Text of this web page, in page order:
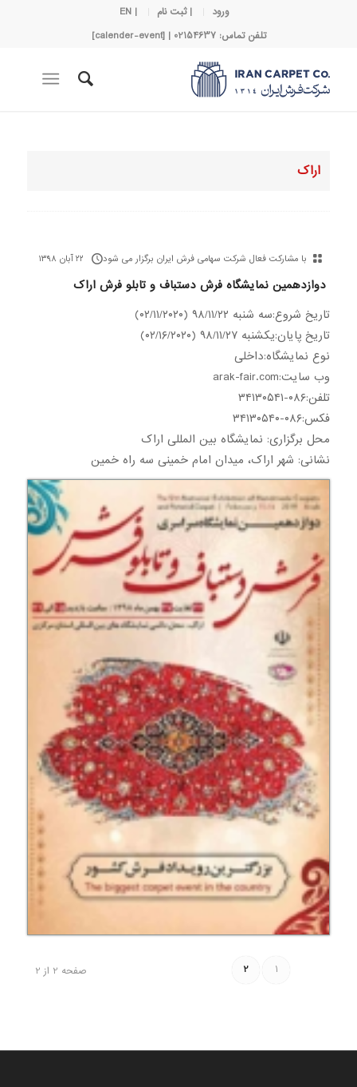
ورود | ثبت نام
| EN
تلفن تماس: 02154637 | [calender-event]
اراک
با مشارکت فعال شرکت سهامی فرش ایران برگزار می شود ۲۲ آبان ۱۳۹۸
دوازدهمین نمایشگاه فرش دستباف و تابلو فرش اراک
تاریخ شروع:سه شنبه ۹۸/۱۱/۲۲ (۰۲/۱۱/۲۰۲۰)
تاریخ پایان:يكشنبه ۹۸/۱۱/۲۷ (۰۲/۱۶/۲۰۲۰)
نوع نمایشگاه:داخلی
وب سایت:arak-fair.com
تلفن:۰۸۶-۳۴۱۳۰۵۴۱
فکس:۰۸۶-۳۴۱۳۰۵۴۰
محل برگزاری: نمایشگاه بین المللی اراک
نشانی: شهر اراک، میدان امام خمینی سه راه خمین
صفحه 2 از 2 1
2